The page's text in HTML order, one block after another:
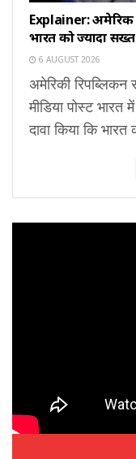
Explainer: अमेरिकी
भारत को ज्यादा
6 AUGUST 2026
अमेरिकी
मीडिया पोस्ट भारत
दावा किया कि भारत